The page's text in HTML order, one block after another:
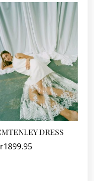
DRESS
1899.95